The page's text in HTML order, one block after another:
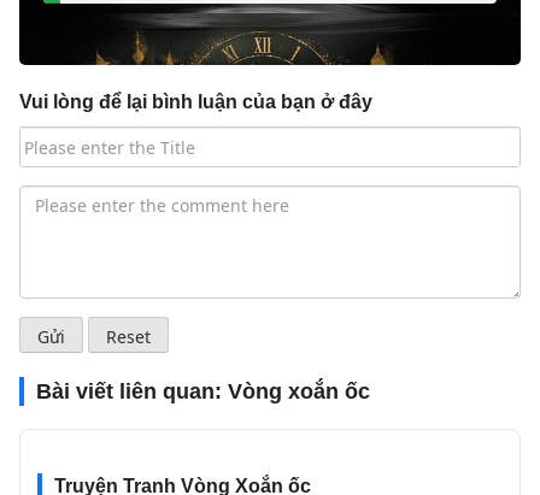
Vui lòng để lại bình luận của bạn ở đây
Bài viết liên quan: Vòng xoắn ốc
Truyện Tranh Vòng Xoắn ốc